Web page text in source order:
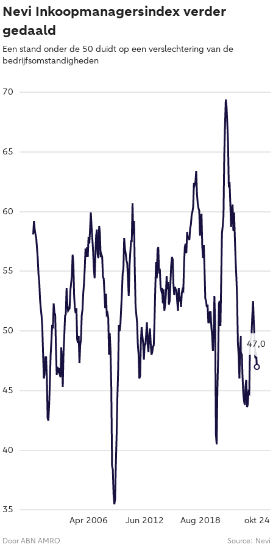
Nevi Inkoopmanagersindex verder
gedaald
Een stand onder de 50 duidt op een verslechtering van de
bedrijfsomstandigheden
okt 24
Aug 2018
Jun 2012
Apr 2006
35
40
45
50
55
60
65
70
Source: Nevi
Door ABN AMRO
47,0